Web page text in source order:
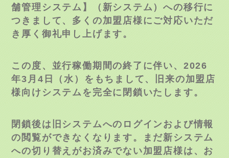
舗管理システム】（新システム）への移行に
つきまして、多くの加盟店様にご対応いただ
き厚く御礼申し上げます。
この度、並行稼働期間の終了に伴い、2026
年3月4日（水）をもちまして、旧来の加盟店
様向けシステムを完全に閉鎖いたします。
閉鎖後は旧システムへのログインおよび情報
の閲覧ができなくなります。まだ新システム
への切り替えがお済みでない加盟店様は、お